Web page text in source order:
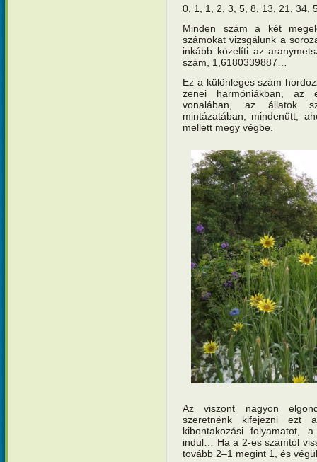
0, 1, 1, 2, 3, 5, 8, 13, 21, 34,
Minden szám a két
számokat vizsgálunk a
inkább közelíti az
szám, 1,6180339887…
Ez a különleges szám
zenei harmóniákban, az
vonalában, az állatok
mintázatában, mindenütt,
mellett megy végbe.
Az viszont nagyon
szeretnénk kifejezni ezt
kibontakozási folyamatot,
indul… Ha a 2-es számtól
tovább 2–1 megint 1, és